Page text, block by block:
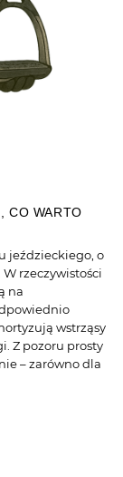
CO WARTO
jeździeckiego, o
rzeczywistości
na
wstrząsy
Z pozoru prosty
– zarówno dla